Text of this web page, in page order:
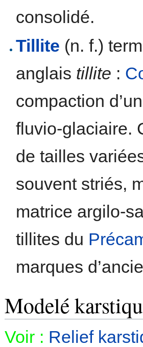
consolidé.
Tillite (n. f.)
anglais tillite :
compaction
fluvio-glaciaire.
de tailles
souvent striés,
matrice argilo-
tillites du
marques
Modelé
Voir : Relief